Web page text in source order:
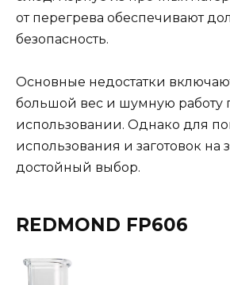
от перегрева обеспечивают
безопасность.
Основные недостатки
большой вес и шумную работу
использовании. Однако для
использования и заготовок на
достойный выбор​.
REDMOND FP606